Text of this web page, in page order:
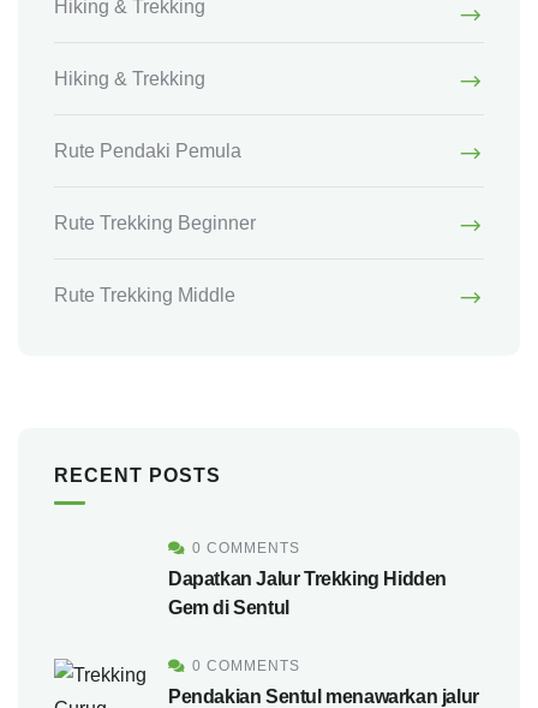
Hiking & Trekking
Hiking & Trekking
Rute Pendaki Pemula
Rute Trekking Beginner
Rute Trekking Middle
RECENT POSTS
0 COMMENTS
Dapatkan Jalur Trekking Hidden
Gem di Sentul
0 COMMENTS
Pendakian Sentul menawarkan jalur